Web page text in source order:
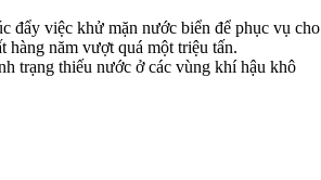
đẩy việc khử mặn nước biển để phục vụ cho
hàng năm vượt quá một triệu tấn.
trạng thiếu nước ở các vùng khí hậu khô